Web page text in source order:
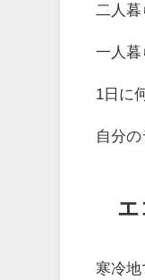
二人
一人暮
1日に
自分
寒冷